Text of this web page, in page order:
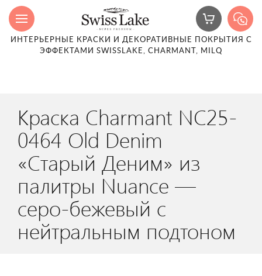
ИНТЕРЬЕРНЫЕ КРАСКИ И ДЕКОРАТИВНЫЕ ПОКРЫТИЯ С
ЭФФЕКТАМИ SWISSLAKE, CHARMANT, MILQ
Краска Charmant NC25-
0464 Old Denim
«Старый Деним» из
палитры Nuance —
серо-бежевый с
нейтральным подтоном